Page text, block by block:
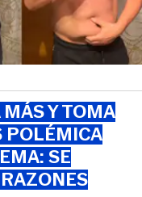
Y TOMA
POLÉMICA
SE